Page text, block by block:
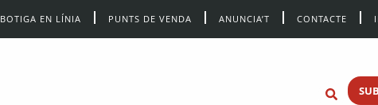
BOTIGA EN LÍNIA PUNTS DE VENDA ANUNCIA’T CONTACTE